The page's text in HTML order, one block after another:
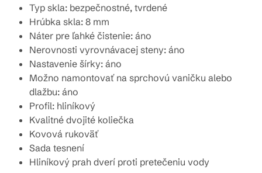
Typ skla: bezpečnostné, tvrdené
Hrúbka skla: 8 mm
Náter pre ľahké čistenie: áno
Nerovnosti vyrovnávacej steny: áno
Nastavenie šírky: áno
Možno namontovať na sprchovú vaničku alebo
dlažbu: áno
Profil: hliníkový
Kvalitné dvojité koliečka
Kovová rukoväť
Sada tesnení
Hliníkový prah dverí proti pretečeniu vody